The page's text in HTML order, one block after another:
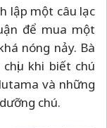
lập một câu lạc
để mua một
nóng nảy. Bà
khi biết chú
và những
chú.